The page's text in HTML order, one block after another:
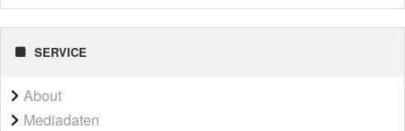
SERVICE
About
Mediadaten